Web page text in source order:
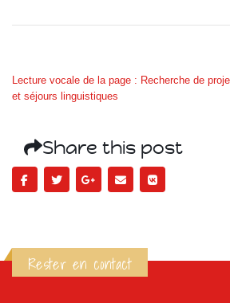
Lecture vocale de la page : Recherche de
et séjours linguistiques
Share this post
Rester en contact